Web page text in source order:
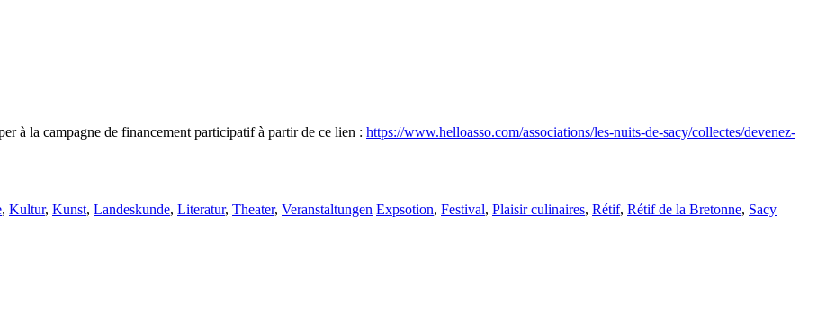
à la campagne de financement participatif à partir de ce lien : https://www.helloasso.com/associations/les-nuits-de-sacy/collectes/devenez-
, Kultur, Kunst, Landeskunde, Literatur, Theater, Veranstaltungen Expsotion, Festival, Plaisir culinaires, Rétif, Rétif de la Bretonne, Sacy